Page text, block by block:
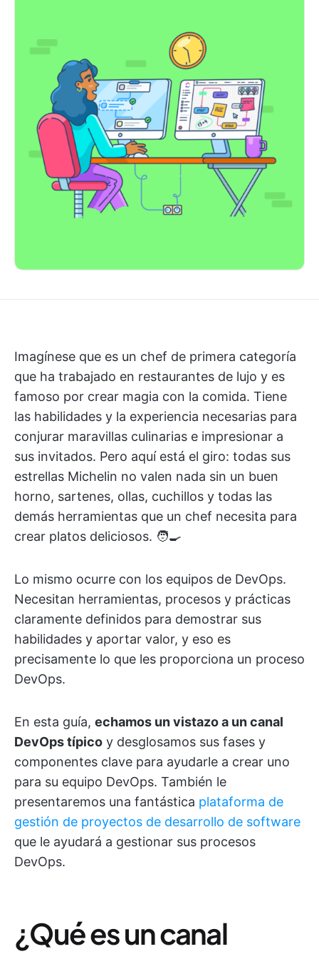
Imagínese que es un chef de primera categoría
que ha trabajado en restaurantes de lujo y es
famoso por crear magia con la comida. Tiene
las habilidades y la experiencia necesarias para
conjurar maravillas culinarias e impresionar a
sus invitados. Pero aquí está el giro: todas sus
estrellas Michelin no valen nada sin un buen
horno, sartenes, ollas, cuchillos y todas las
demás herramientas que un chef necesita para
crear platos deliciosos. 🧑‍🍳
Lo mismo ocurre con los equipos de DevOps.
Necesitan herramientas, procesos y prácticas
claramente definidos para demostrar sus
habilidades y aportar valor, y eso es
precisamente lo que les proporciona un proceso
DevOps.
En esta guía, echamos un vistazo a un canal
DevOps típico y desglosamos sus fases y
componentes clave para ayudarle a crear uno
para su equipo DevOps. También le
presentaremos una fantástica plataforma de
gestión de proyectos de desarrollo de software
que le ayudará a gestionar sus procesos
DevOps.
¿Qué es un canal